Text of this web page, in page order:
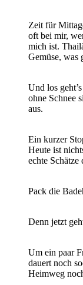
Zeit für
oft bei mir,
mich ist.
Gemüse, was
Und los
ohne Schnee
aus.
Ein kurzer
Heute ist
echte Schätze
Pack die
Denn jetzt
Um ein paar
dauert noch
Heimweg